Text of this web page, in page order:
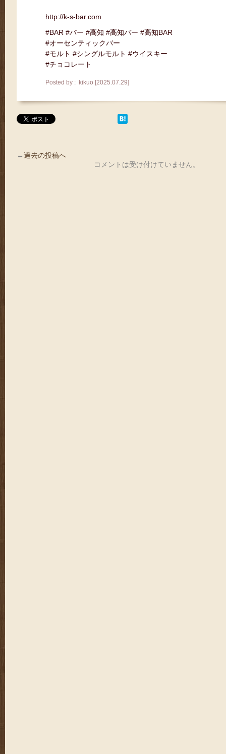
http://k-s-bar.com
#BAR #バー #高知 #高知バー #高知BAR
#オーセンティックバー
#モルト #シングルモルト #ウイスキー
#チョコレート
Posted by : kikuo [2025.07.29]
←過去の投稿へ
コメントは受け付けていません。